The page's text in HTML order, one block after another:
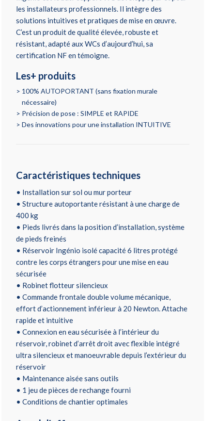
les installateurs professionnels. Il intègre des
solutions intuitives et pratiques de mise en œuvre.
C’est un produit de qualité élevée, robuste et
résistant, adapté aux WCs d’aujourd’hui, sa
certification NF en témoigne.
Les+ produits
100% AUTOPORTANT (sans fixation murale
nécessaire)
Précision de pose : SIMPLE et RAPIDE
Des innovations pour une installation INTUITIVE
Caractéristiques techniques
• Installation sur sol ou mur porteur
• Structure autoportante résistant à une charge de
400 kg
• Pieds livrés dans la position d’installation, système
de pieds freinés
• Réservoir Ingénio isolé capacité 6 litres protégé
contre les corps étrangers pour une mise en eau
sécurisée
• Robinet flotteur silencieux
• Commande frontale double volume mécanique,
effort d’actionnement inférieur à 20 Newton. Attache
rapide et intuitive
• Connexion en eau sécurisée à l’intérieur du
réservoir, robinet d’arrêt droit avec flexible intégré
ultra silencieux et manoeuvrable depuis l’extérieur du
réservoir
• Maintenance aisée sans outils
• 1 jeu de pièces de rechange fourni
• Conditions de chantier optimales